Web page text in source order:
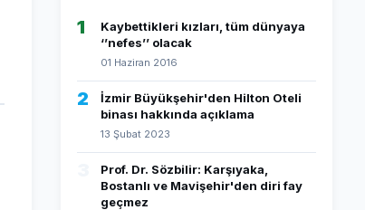
1
Kaybettikleri kızları, tüm dünyaya
‘’nefes’’ olacak
01 Haziran 2016
2
İzmir Büyükşehir'den Hilton Oteli
binası hakkında açıklama
13 Şubat 2023
Prof. Dr. Sözbilir: Karşıyaka,
Bostanlı ve Mavişehir'den diri fay
geçmez